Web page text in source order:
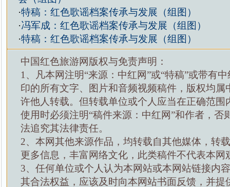
·特稿：红色歌谣档案传承与发展（组图）
·冯军成：红色歌谣档案传承与发展（组图）
·特稿：红色歌谣档案传承与发展（组图）
中国红色旅游网版权与免责声明：
1、凡本网注明“来源：中红网”或“特稿”或带有
印的所有文字、图片和音频视频稿件，版权均属
许他人转载。但转载单位或个人应当在正确范围
使用时必须注明“稿件来源：中红网”和作者，否
法追究其法律责任。
2、本网其他来源作品，均转载自其他媒体，转
更多信息，丰富网络文化，此类稿件不代表本网
3、任何单位或个人认为本网站或本网站链接内
其合法权益，应该及时向本网站书面反馈，并提